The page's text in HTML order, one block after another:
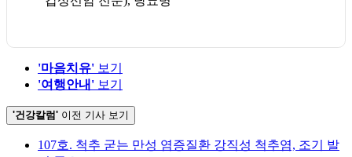
'마음치유' 보기
'여행안내' 보기
'건강칼럼' 이전 기사 보기
107호. 척추 굳는 만성 염증질환 강직성 척추염, 조기 발